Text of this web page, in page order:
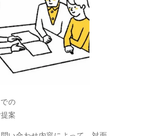
の
案